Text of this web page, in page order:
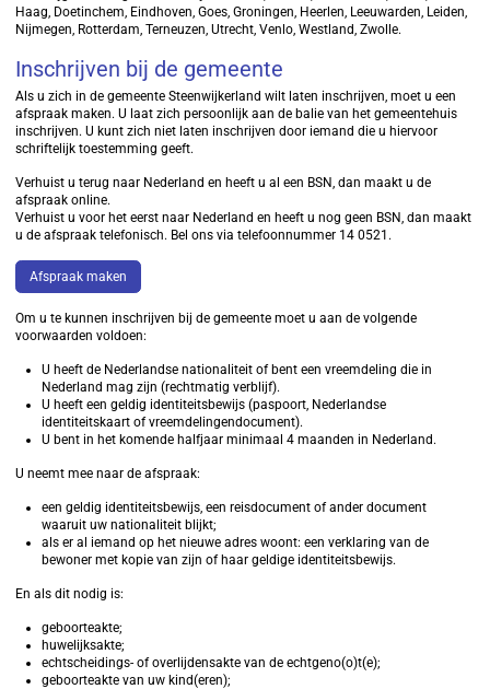
Haag, Doetinchem, Eindhoven, Goes, Groningen, Heerlen, Leeuwarden, Leiden,
Nijmegen, Rotterdam, Terneuzen, Utrecht, Venlo, Westland, Zwolle.
Inschrijven bij de gemeente
Als u zich in de gemeente Steenwijkerland wilt laten inschrijven, moet u een
afspraak maken. U laat zich persoonlijk aan de balie van het gemeentehuis
inschrijven. U kunt zich niet laten inschrijven door iemand die u hiervoor
schriftelijk toestemming geeft.
Verhuist u terug naar Nederland en heeft u al een BSN, dan maakt u de
afspraak online.
Verhuist u voor het eerst naar Nederland en heeft u nog geen BSN, dan maakt
u de afspraak telefonisch. Bel ons via telefoonnummer 14 0521.
Afspraak maken
Om u te kunnen inschrijven bij de gemeente moet u aan de volgende
voorwaarden voldoen:
U heeft de Nederlandse nationaliteit of bent een vreemdeling die in
Nederland mag zijn (rechtmatig verblijf).
U heeft een geldig identiteitsbewijs (paspoort, Nederlandse
identiteitskaart of vreemdelingendocument).
U bent in het komende halfjaar minimaal 4 maanden in Nederland.
U neemt mee naar de afspraak:
een geldig identiteitsbewijs, een reisdocument of ander document
waaruit uw nationaliteit blijkt;
als er al iemand op het nieuwe adres woont: een verklaring van de
bewoner met kopie van zijn of haar geldige identiteitsbewijs.
En als dit nodig is:
geboorteakte;
huwelijksakte;
echtscheidings- of overlijdensakte van de echtgeno(o)t(e);
geboorteakte van uw kind(eren);